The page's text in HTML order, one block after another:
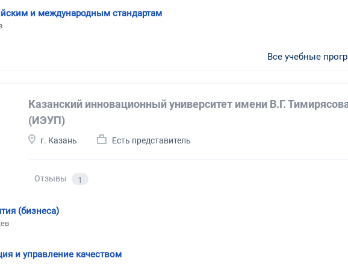
и международным стандартам
Все учебные
Казанский инновационный университет имени В.Г.
(ИЭУП)
г. Казань Есть представитель
Отзывы 1
(бизнеса)
и управление качеством